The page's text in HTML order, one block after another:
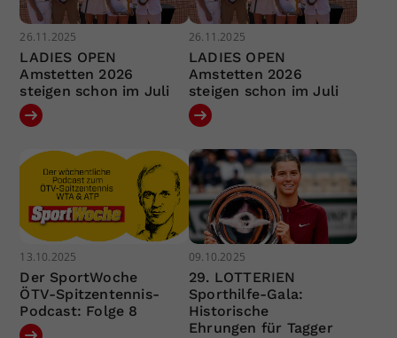
26.11.2025
LADIES OPEN
Amstetten 2026
steigen schon im Juli
26.11.2025
LADIES OPEN
Amstetten 2026
steigen schon im Juli
13.10.2025
Der SportWoche
ÖTV-Spitzentennis-
Podcast: Folge 8
09.10.2025
29. LOTTERIEN
Sporthilfe-Gala:
Historische
Ehrungen für Tagger